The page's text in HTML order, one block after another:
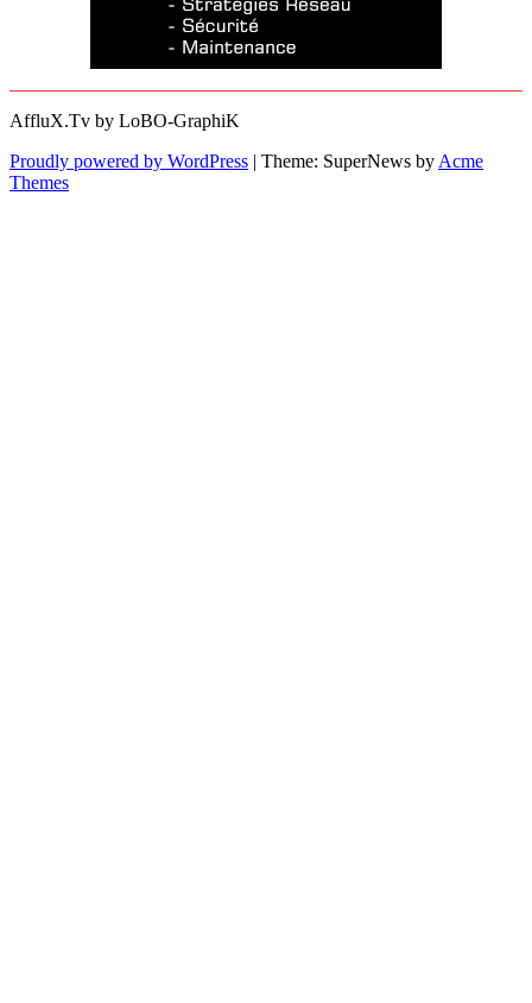
AffluX.Tv by LoBO-GraphiK
Proudly powered by WordPress | Theme: SuperNews by Acme
Themes